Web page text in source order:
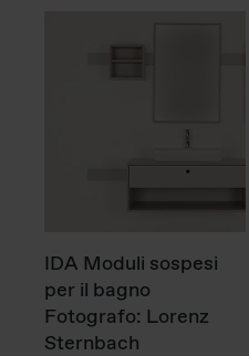
IDA Moduli sospesi
per il bagno
Fotografo: Lorenz
Sternbach